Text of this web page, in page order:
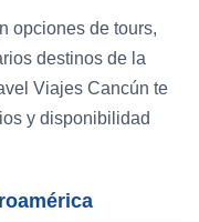
opciones de tours,
destinos de la
Viajes Cancún te
y disponibilidad